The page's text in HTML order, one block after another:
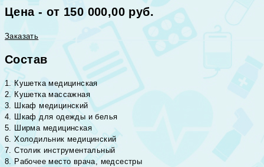
Цена - от 150 000,00 руб.
Заказать
Состав
1. Кушетка медицинская
2. Кушетка массажная
3. Шкаф медицинский
4. Шкаф для одежды и белья
5. Ширма медицинская
6. Холодильник медицинский
7. Столик инструментальный
8. Рабочее место врача, медсестры